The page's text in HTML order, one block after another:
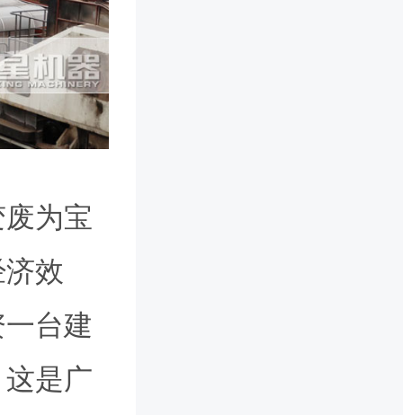
为宝
效
台建
是广